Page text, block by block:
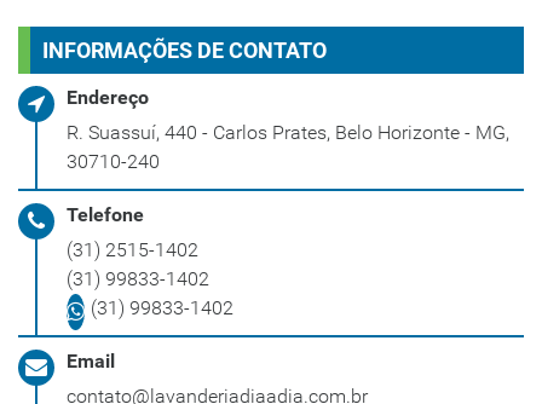
INFORMAÇÕES DE CONTATO
Endereço
R. Suassuí, 440 - Carlos Prates, Belo Horizonte - MG,
30710-240
Telefone
(31) 2515-1402
(31) 99833-1402
(31) 99833-1402
Email
contato@lavanderiadiaadia.com.br